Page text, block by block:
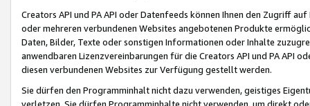
Creators API und PA API oder Datenfeeds können Ihnen den Zugriff
oder mehreren verbundenen Websites angebotenen Produkte
Daten, Bilder, Texte oder sonstigen Informationen oder Inhalte
anwendbaren Lizenzvereinbarungen für die Creators API und PA API
diesen verbundenen Websites zur Verfügung gestellt werden.
Sie dürfen den Programminhalt nicht dazu verwenden, geistiges
verletzen. Sie dürfen Programminhalte nicht verwenden, um direkt